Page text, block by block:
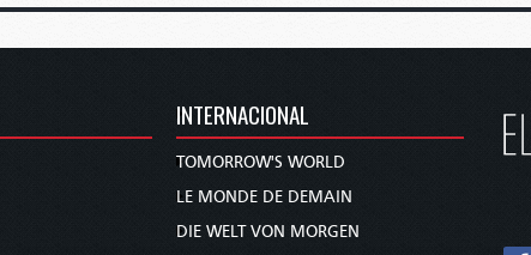
INTERNACIONAL
TOMORROW'S WORLD
LE MONDE DE DEMAIN
DIE WELT VON MORGEN